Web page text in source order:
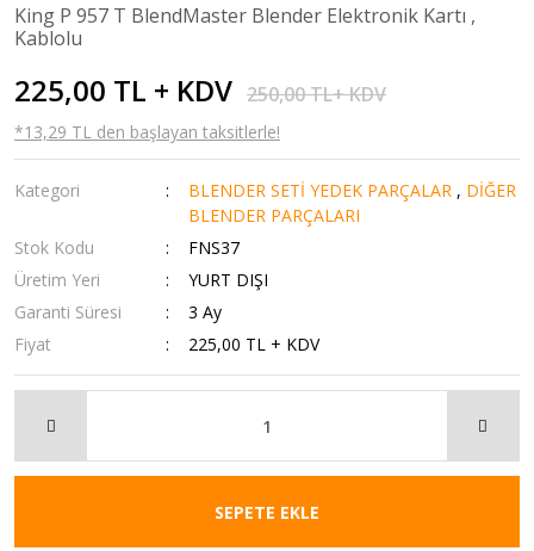
King P 957 T BlendMaster Blender Elektronik Kartı ,
Kablolu
225,00 TL + KDV 250,00 TL+ KDV
*13,29 TL den başlayan taksitlerle!
Kategori BLENDER SETİ YEDEK PARÇALAR , DİĞER
BLENDER PARÇALARI
Stok Kodu
FNS37
Üretim Yeri
YURT DIŞI
Garanti Süresi
3 Ay
Fiyat
225,00 TL + KDV
SEPETE EKLE